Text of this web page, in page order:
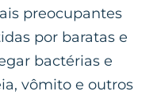
preocupantes
por baratas e
bactérias e
vômito e outros